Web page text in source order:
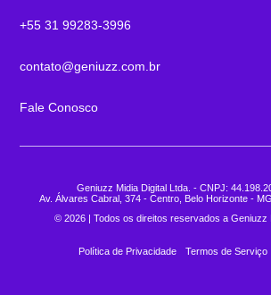
+55 31 99283-3996
contato@geniuzz.com.br
Fale Conosco
Geniuzz Midia Digital Ltda. - CNPJ:
Av. Álvares Cabral, 374 - Centro, Belo Horizonte -
© 2026 | Todos os direitos reservados a Geniuzz
Política de Privacidade Termos de Serviço